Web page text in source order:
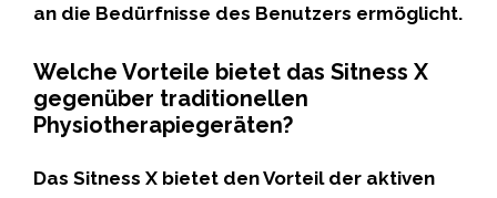
an die Bedürfnisse des Benutzers ermöglicht.
Welche Vorteile bietet das Sitness X
gegenüber traditionellen
Physiotherapiegeräten?
Das Sitness X bietet den Vorteil der aktiven